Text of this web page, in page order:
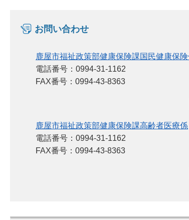
お問い合わせ
鹿屋市福祉政策部健康保険課国民健康保
電話番号：0994-31-1162
FAX番号：0994-43-8363
鹿屋市福祉政策部健康保険課高齢者医療係
電話番号：0994-31-1162
FAX番号：0994-43-8363